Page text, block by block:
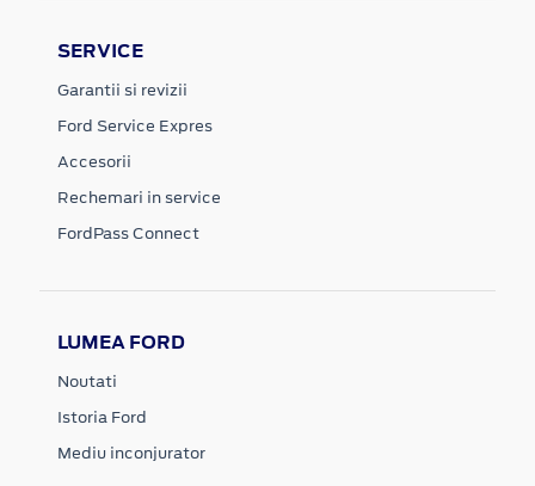
SERVICE
Garantii si revizii
Ford Service Expres
Accesorii
Rechemari in service
FordPass Connect
LUMEA FORD
Noutati
Istoria Ford
Mediu inconjurator